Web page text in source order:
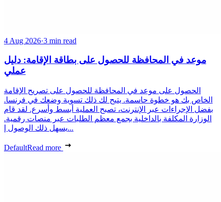
4 Aug 2026·3 min read
موعد في المحافظة للحصول على بطاقة الإقامة: دليل
عملي
الحصول على موعد في المحافظة للحصول على تصريح الإقامة
الخاص بك هو خطوة حاسمة. يتيح لك ذلك تسوية وضعك في فرنسا.
بفضل الإجراءات عبر الإنترنت، تصبح العملية أبسط وأسرع. لقد قام
الوزارة المكلفة بالداخلية بجمع معظم الطلبات عبر منصات رقمية.
يسهل ذلك الوصول إ...
DefaultRead more